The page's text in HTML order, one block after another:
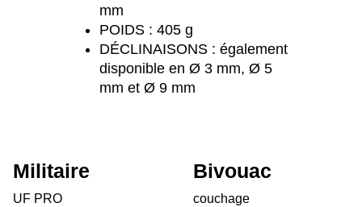
mm
POIDS : 405 g
DÉCLINAISONS : également
disponible en Ø 3 mm, Ø 5
mm et Ø 9 mm
Militaire
UF PRO
Bivouac
couchage